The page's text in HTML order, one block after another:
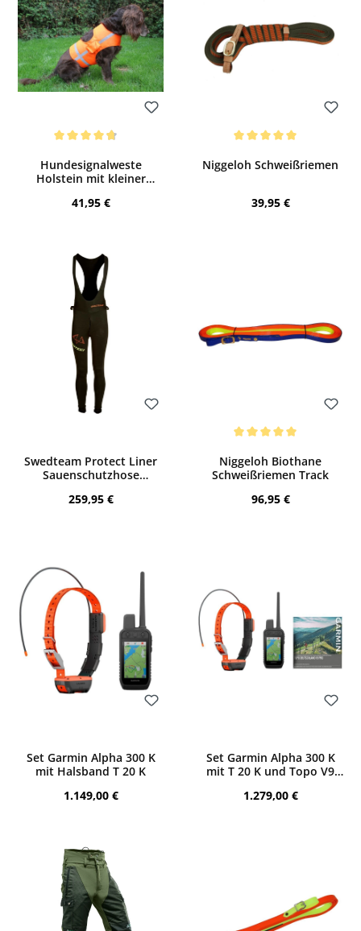
Bewerten
Hundesignalweste
Holstein mit kleiner
Regulärer Preis:
41,95 €
Bewerten
Niggeloh Schweißriemen
Regulärer Preis:
39,95 €
Swedteam Protect Liner
Sauenschutzhose
Regulärer Preis:
259,95 €
Bewerten
Niggeloh Biothane
Schweißriemen Track
Regulärer Preis:
96,95 €
Set Garmin Alpha 300 K
mit Halsband T 20 K
Regulärer Preis:
1.149,00 €
Set Garmin Alpha 300 K
mit T 20 K und Topo V9
Regulärer Preis:
1.279,00 €